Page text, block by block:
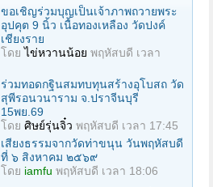
ขอเชิญร่วมบุญเป็นเจ้าภาพถวายพระ
อุปคุต 9 นิ้ว เนื้อทองเหลือง วัดปงค์
เชียงราย
โดยไข่หวานน้อย พฤหัสบดี เวลา
ร่วมทอดกฐินสมทบทุนสร้างอุโบสถ วัด
สุพีรอนวนาราม จ.ปราจีนบุรี
15พย.69
โดย ศิษย์รุ่นจิ๋ว พฤหัสบดี เวลา 17:45
เสียงธรรมจากวัดท่าขนุน วันพฤหัสบดี
ที่ ๖ สิงหาคม ๒๕๖๙
โดย iamfu พฤหัสบดี เวลา 18:06